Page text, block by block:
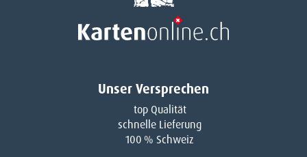
Unser Versprechen
top Qualität
schnelle Lieferung
100 % Schweiz